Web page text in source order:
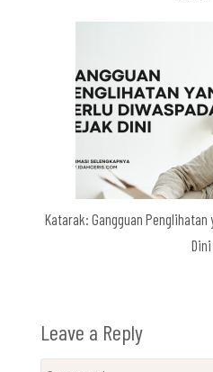
Katarak: Gangguan Penglihatan
Dini
Leave a Reply